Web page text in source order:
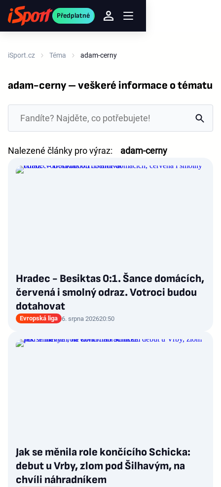
Předplatné
iSport.cz Téma adam-cerny
adam-cerny – veškeré informace o tématu
Nalezené články pro výraz: adam-cerny
Hradec - Besiktas 0:1. Šance domácích,
červená i smolný odraz. Votroci budou
dotahovat
Evropská liga 6. srpna 202620:50
Jak se měnila role končícího Schicka:
debut u Vrby, zlom pod Šilhavým, na
chvíli náhradníkem